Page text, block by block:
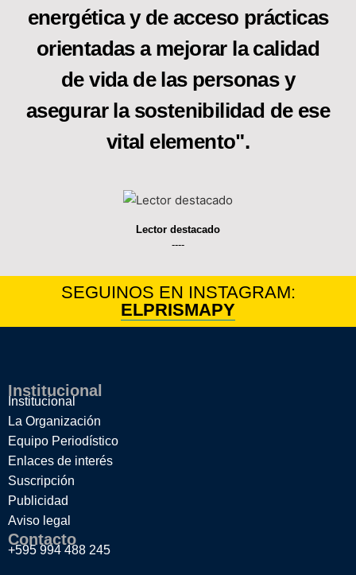
energética y de acceso prácticas
orientadas a mejorar la calidad
de vida de las personas y
asegurar la sostenibilidad de ese
vital elemento".
Lector destacado
----
SEGUINOS EN INSTAGRAM:
ELPRISMAPY
Institucional
Institucional
La Organización
Equipo Periodístico
Enlaces de interés
Suscripción
Publicidad
Aviso legal
Contacto
+595 994 488 245